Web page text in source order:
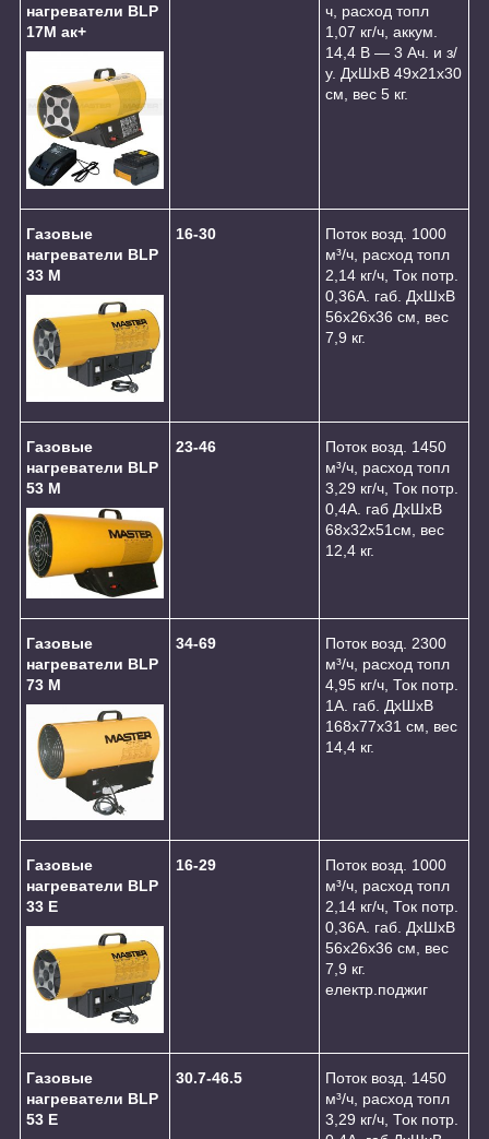
нагреватели BLP
17M ак+
ч, расход топл
1,07 кг/ч, аккум.
14,4 В ― 3 Ач. и з/
у. ДхШхВ 49х21х30
см, вес 5 кг.
Газовые
нагреватели BLP
33 M
16-30
Поток возд. 1000
м³/ч, расход топл
2,14 кг/ч, Ток потр.
0,36А. габ. ДхШхВ
56х26х36 см, вес
7,9 кг.
Газовые
нагреватели BLP
53 M
23-46
Поток возд. 1450
м³/ч, расход топл
3,29 кг/ч, Ток потр.
0,4А. габ ДхШхВ
68х32х51см, вес
12,4 кг.
Газовые
нагреватели BLP
73 M
34-69
Поток возд. 2300
м³/ч, расход топл
4,95 кг/ч, Ток потр.
1А. габ. ДхШхВ
168х77х31 см, вес
14,4 кг.
Газовые
нагреватели BLP
33 E
16-29
Поток возд. 1000
м³/ч, расход топл
2,14 кг/ч, Ток потр.
0,36А. габ. ДхШхВ
56х26х36 см, вес
7,9 кг.
електр.поджиг
Газовые
нагреватели BLP
53 E
30.7-46.5
Поток возд. 1450
м³/ч, расход топл
3,29 кг/ч, Ток потр.